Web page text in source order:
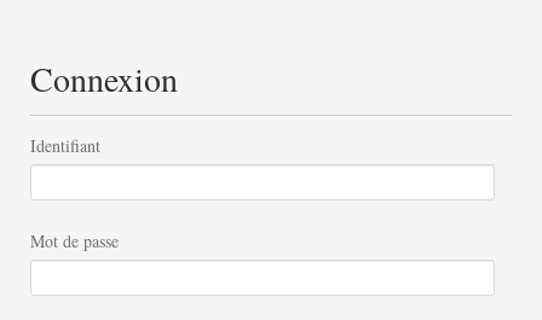
Connexion
Identifiant
Mot de passe